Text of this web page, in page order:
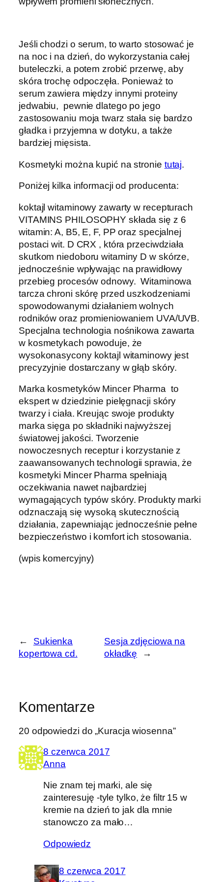
Jeśli chodzi o serum, to warto stosować je
na noc i na dzień, do wykorzystania całej
buteleczki, a potem zrobić przerwę, aby
skóra trochę odpoczęła. Ponieważ to
serum zawiera między innymi proteiny
jedwabiu, pewnie dlatego po jego
zastosowaniu moja twarz stała się bardzo
gładka i przyjemna w dotyku, a także
bardziej mięsista.
Kosmetyki można kupić na stronie tutaj.
Poniżej kilka informacji od producenta:
koktajl witaminowy zawarty w recepturach
VITAMINS PHILOSOPHY składa się z 6
witamin: A, B5, E, F, PP oraz specjalnej
postaci wit. D CRX , która przeciwdziała
skutkom niedoboru witaminy D w skórze,
jednocześnie wpływając na prawidłowy
przebieg procesów odnowy. Witaminowa
tarcza chroni skórę przed uszkodzeniami
spowodowanymi działaniem wolnych
rodników oraz promieniowaniem UVA/UVB.
Specjalna technologia nośnikowa zawarta
w kosmetykach powoduje, że
wysokonasycony koktajl witaminowy jest
precyzyjnie dostarczany w głąb skóry.
Marka kosmetyków Mincer Pharma to
ekspert w dziedzinie pielęgnacji skóry
twarzy i ciała. Kreując swoje produkty
marka sięga po składniki najwyższej
światowej jakości. Tworzenie
nowoczesnych receptur i korzystanie z
zaawansowanych technologii sprawia, że
kosmetyki Mincer Pharma spełniają
oczekiwania nawet najbardziej
wymagających typów skóry. Produkty marki
odznaczają się wysoką skutecznością
działania, zapewniając jednocześnie pełne
bezpieczeństwo i komfort ich stosowania.
(wpis komercyjny)
←
Sukienka
kopertowa cd.
Sesja zdjęciowa na
okładkę
→
Komentarze
20 odpowiedzi do „Kuracja wiosenna”
8 czerwca 2017
Anna
Nie znam tej marki, ale się
zainteresuję -tyle tylko, że filtr 15 w
kremie na dzień to jak dla mnie
stanowczo za mało…
Odpowiedz
8 czerwca 2017